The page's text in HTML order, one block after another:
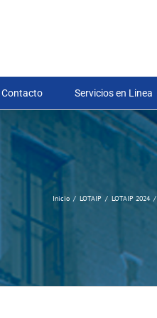
Contacto Servicios en Linea
Inicio LOTAIP LOTAIP 2024